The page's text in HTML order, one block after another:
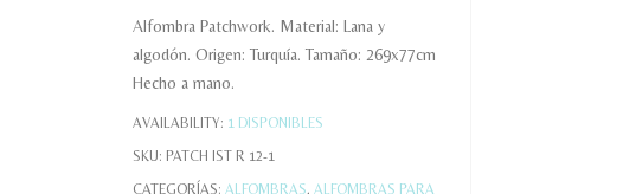
Alfombra Patchwork. Material: Lana y
algodón. Origen: Turquía. Tamaño: 269x77cm
Hecho a mano.
AVAILABILITY: 1 DISPONIBLES
SKU: PATCH IST R 12-1
CATEGORÍAS: ALFOMBRAS, ALFOMBRAS PARA